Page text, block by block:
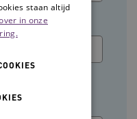
bij jouw rol?
staan altijd
in onze